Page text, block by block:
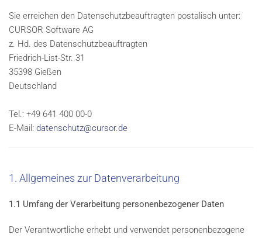
Sie erreichen den Datenschutzbeauftragten postalisch unter:
CURSOR Software AG
z. Hd. des Datenschutzbeauftragten
Friedrich-List-Str. 31
35398 Gießen
Deutschland
Tel.: +49 641 400 00-0
E-Mail: datenschutz@cursor.de
1. Allgemeines zur Datenverarbeitung
1.1 Umfang der Verarbeitung personenbezogener Daten
Der Verantwortliche erhebt und verwendet personenbezogene